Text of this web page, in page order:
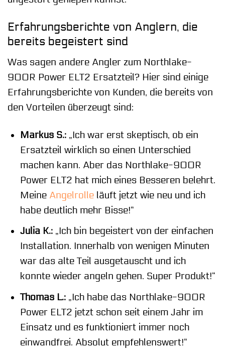
Erfahrungsberichte von Anglern, die
bereits begeistert sind
Was sagen andere Angler zum Northlake-
900R Power ELT2 Ersatzteil? Hier sind einige
Erfahrungsberichte von Kunden, die bereits von
den Vorteilen überzeugt sind:
Markus S.:„Ich war erst skeptisch, ob ein
Ersatzteil wirklich so einen Unterschied
machen kann. Aber das Northlake-900R
Power ELT2 hat mich eines Besseren belehrt.
Meine Angelrolleläuft jetzt wie neu und ich
habe deutlich mehr Bisse!“
Julia K.:„Ich bin begeistert von der einfachen
Installation. Innerhalb von wenigen Minuten
war das alte Teil ausgetauscht und ich
konnte wieder angeln gehen. Super Produkt!“
Thomas L.:„Ich habe das Northlake-900R
Power ELT2 jetzt schon seit einem Jahr im
Einsatz und es funktioniert immer noch
einwandfrei. Absolut empfehlenswert!“